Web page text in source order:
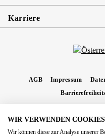
Karriere
AGB Impressum
Nachnahmegebühren,
WIR VERWENDEN COOKIES
Wir können diese zur Analyse unserer